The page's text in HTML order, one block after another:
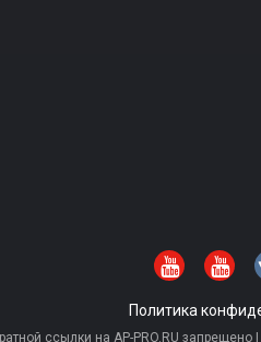
Политика
ссылки на AP-PRO.RU